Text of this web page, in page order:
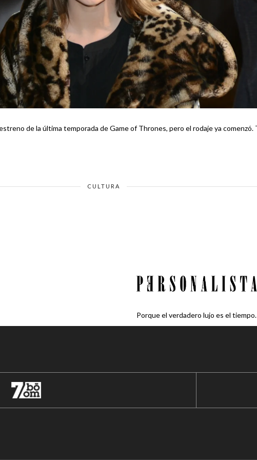
de la última temporada de Game of Thrones, pero el rodaje ya comenzó. Te recomendamos -
CULTURA
Porque el verdadero lujo es el tiempo.